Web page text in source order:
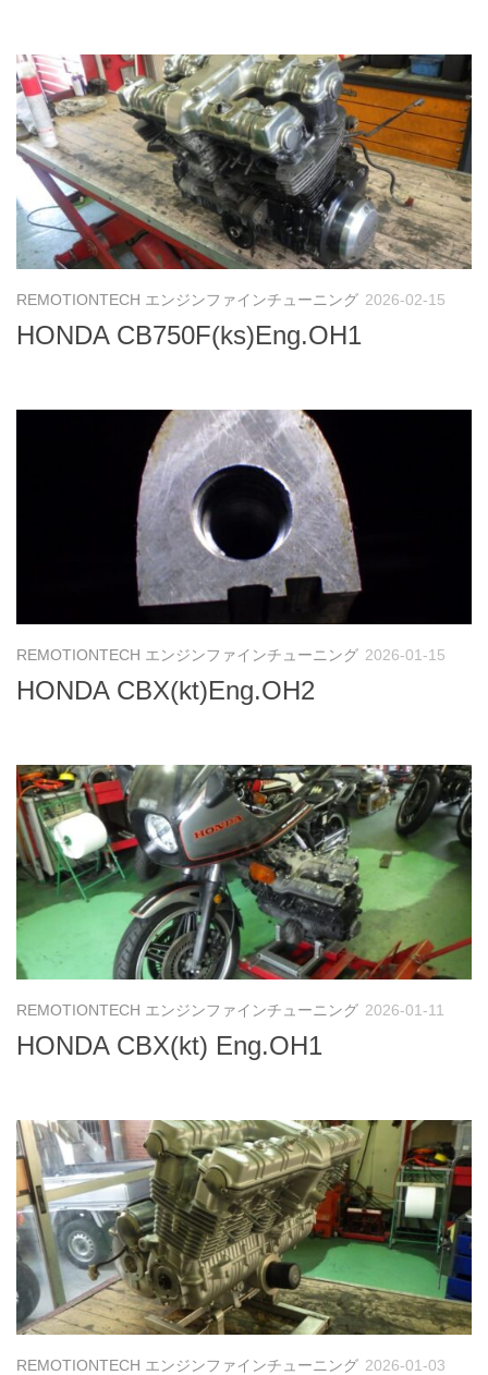
REMOTIONTECH エンジンファインチューニング 2026-02-15
HONDA CB750F(ks)Eng.OH1
REMOTIONTECH エンジンファインチューニング 2026-01-15
HONDA CBX(kt)Eng.OH2
REMOTIONTECH エンジンファインチューニング 2026-01-11
HONDA CBX(kt) Eng.OH1
REMOTIONTECH エンジンファインチューニング 2026-01-03